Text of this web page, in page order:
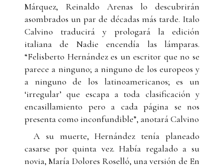
Márquez, Reinaldo Arenas lo descubrirán
asombrados un par de décadas más tarde. Italo
Calvino traducirá y prologará la edición
italiana de Nadie encendía las lámparas.
“Felisberto Hernández es un escritor que no se
parece a ninguno; a ninguno de los europeos y
a ninguno de los latinoamericanos; es un
‘irregular’ que escapa a toda clasificación y
encasillamiento pero a cada página se nos
presenta como inconfundible”, anotará Calvino
A su muerte, Hernández tenía planeado
casarse por quinta vez. Había regalado a su
novia, María Dolores Roselló, una versión de En